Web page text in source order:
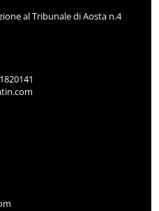
al Tribunale di Aosta n.4